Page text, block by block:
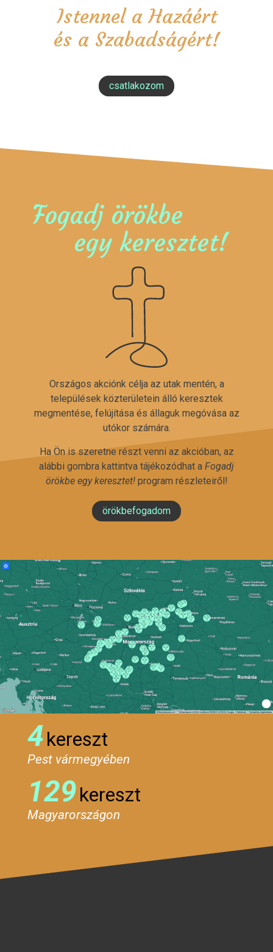
Istennel a Hazáért
és a Szabadságért!
csatlakozom
Fogadj örökbe
egy keresztet!
Országos akciónk célja az utak mentén, a
települések közterületein álló keresztek
megmentése, felújítása és állaguk megóvása az
utókor számára.
Ha Ön is szeretne részt venni az akcióban, az
alábbi gombra kattintva tájékozódhat a Fogadj
örökbe egy keresztet!program részleteiről!
örökbefogadom
4kereszt
Pest vármegyében
129kereszt
Magyarországon